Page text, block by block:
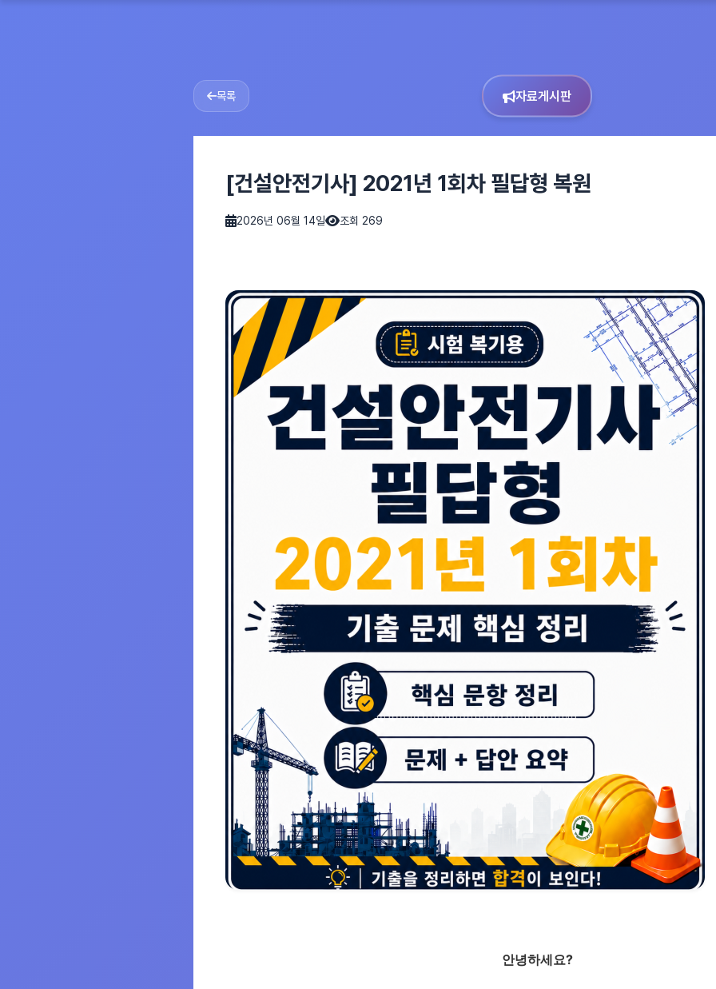
목록 자료게시판
[건설안전기사] 2021년 1회차 필답형 복원
2026년 06월 14일 조회 269
안녕하세요?